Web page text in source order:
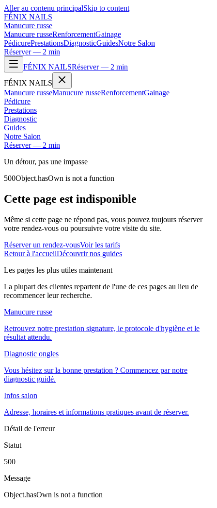
Aller au contenu principalSkip to content
FÉNIX NAILS
Manucure russe
Manucure russeRenforcementGainage
PédicurePrestationsDiagnosticGuidesNotre Salon
Réserver — 2 min
FÉNIX NAILSRéserver — 2 min
FÉNIX NAILS
Manucure russeManucure russeRenforcementGainage
Pédicure
Prestations
Diagnostic
Guides
Notre Salon
Réserver — 2 min
Un détour, pas une impasse
500Object.hasOwn is not a function
Cette page est indisponible
Même si cette page ne répond pas, vous pouvez toujours réserver
votre rendez-vous ou poursuivre votre visite du site.
Réserver un rendez-vousVoir les tarifs
Retour à l'accueilDécouvrir nos guides
Les pages les plus utiles maintenant
La plupart des clientes repartent de l'une de ces pages au lieu de
recommencer leur recherche.
Manucure russe
Retrouvez notre prestation signature, le protocole d'hygiène et le
résultat attendu.
Diagnostic ongles
Vous hésitez sur la bonne prestation ? Commencez par notre
diagnostic guidé.
Infos salon
Adresse, horaires et informations pratiques avant de réserver.
Détail de l'erreur
Statut
500
Message
Object.hasOwn is not a function